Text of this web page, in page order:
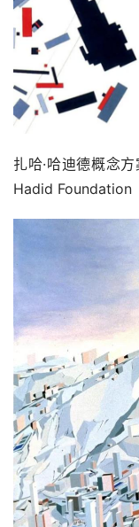
扎哈·哈迪德概念
Hadid Foundation